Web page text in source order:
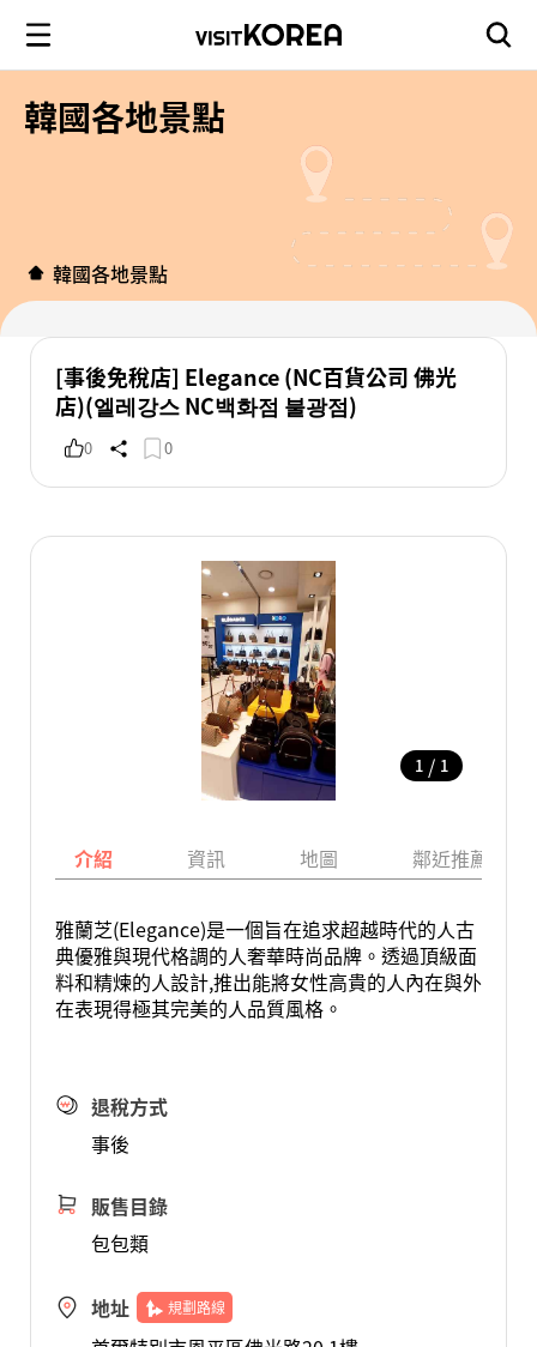
韓國各地景點
韓國各地景點
[事後免稅店] Elegance (NC百貨公司 佛光
店)(엘레강스 NC백화점 불광점)
0 0
1 / 1
介紹 資訊 地圖 鄰近推薦景點
雅蘭芝(Elegance)是一個旨在追求超越時代的人古
典優雅與現代格調的人奢華時尚品牌。透過頂級面
料和精煉的人設計,推出能將女性高貴的人內在與外
在表現得極其完美的人品質風格。
退稅方式
事後
販售目錄
包包類
地址 規劃路線